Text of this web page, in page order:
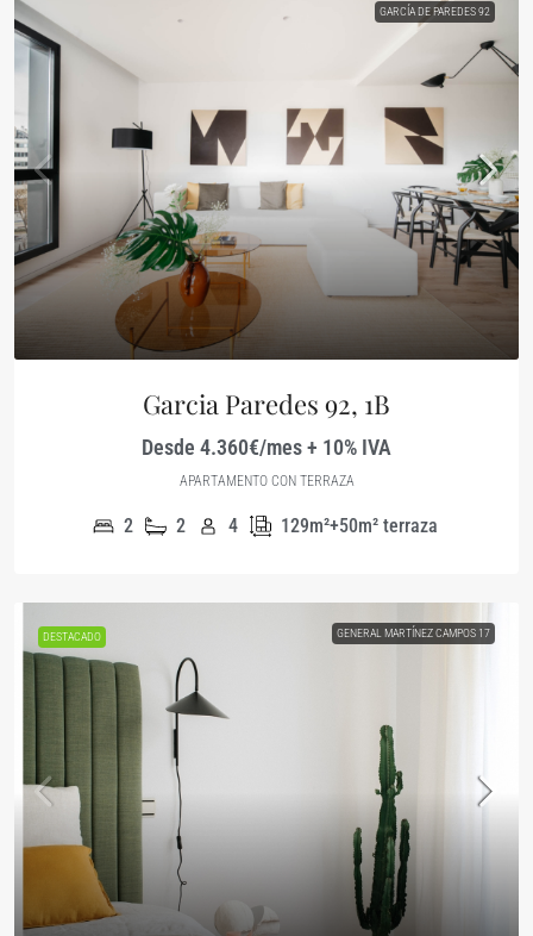
GARCÍA DE PAREDES 92
Garcia Paredes 92, 1B
Desde 4.360€/mes + 10% IVA
APARTAMENTO CON TERRAZA
2 2 4 129m²+50m² terraza
DESTACADO GENERAL MARTÍNEZ CAMPOS 17